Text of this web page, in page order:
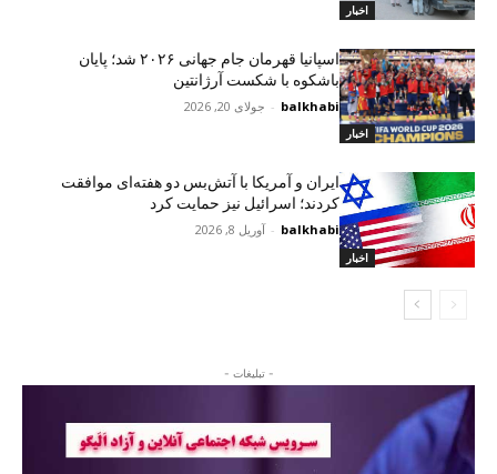
اخبار
اخبار
اسپانیا قهرمان جام جهانی ۲۰۲۶ شد؛ پایان
باشکوه با شکست آرژانتین
balkhabi
- جولای 20, 2026
اخبار
ایران و آمریکا با آتش‌بس دو هفته‌ای موافقت
کردند؛ اسرائیل نیز حمایت کرد
balkhabi
- آوریل 8, 2026
- تبلیغات -